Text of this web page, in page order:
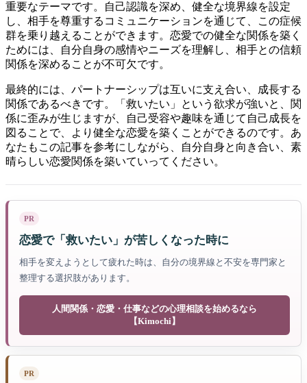
重要なテーマです。自己認識を深め、健全な境界線を設定
し、相手を尊重するコミュニケーションを通じて、この症候
群を乗り越えることができます。恋愛での健全な関係を築く
ためには、自分自身の感情やニーズを理解し、相手との信頼
関係を深めることが不可欠です。
最終的には、パートナーシップは互いに支え合い、成長する
関係であるべきです。「救いたい」という欲求が強いと、関
係に歪みが生じますが、自己受容や趣味を通じて自己成長を
図ることで、より健全な恋愛を築くことができるのです。あ
なたもこの記事を参考にしながら、自分自身と向き合い、素
晴らしい恋愛関係を築いていってください。
PR
恋愛で「救いたい」が苦しくなった時に
相手を変えようとして疲れた時は、自分の境界線と不安を専門家と
整理する選択肢があります。
人間関係・恋愛・仕事などの心理相談を始めるなら
【Kimochi】
PR